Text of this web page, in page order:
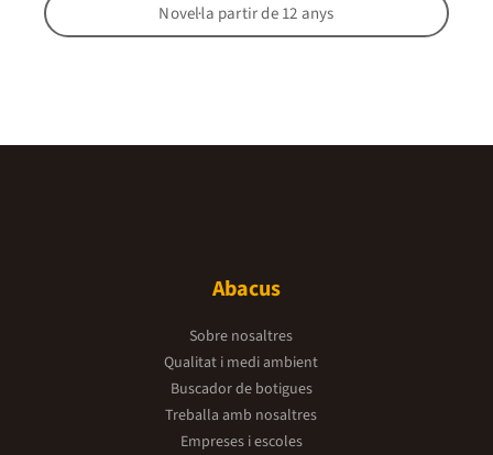
Novel·la partir de 12 anys
Abacus
Sobre nosaltres
Qualitat i medi ambient
Buscador de botigues
Treballa amb nosaltres
Empreses i escoles